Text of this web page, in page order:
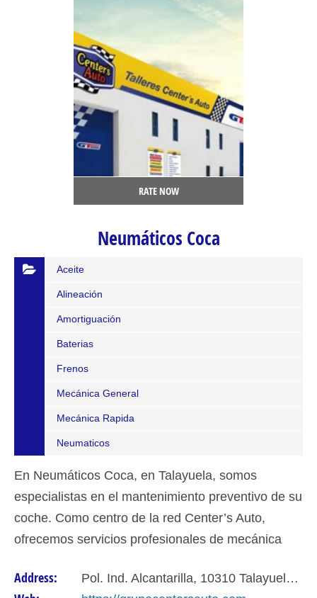
RATE NOW
Neumáticos Coca
Aceite
Alineación
Amortiguación
Baterias
Frenos
Mecánica General
Mecánica Rapida
Neumaticos
En Neumáticos Coca, en Talayuela, somos
especialistas en el mantenimiento preventivo de su
coche. Como centro de la red Center’s Auto,
ofrecemos servicios profesionales de mecánica
Cáceres.
Address: Pol. Ind. Alcantarilla, 10310 Talayuela, Cáceres